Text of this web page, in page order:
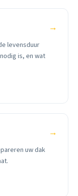
→
levensduur
is, en wat
→
uw dak